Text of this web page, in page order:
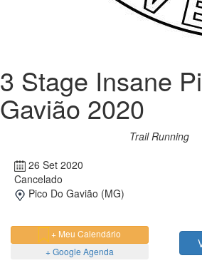
3 Stage Insane
Gavião 2020
Trail Running
26 Set 2020
Cancelado
Pico Do Gavião (MG)
+ Meu Calendário
+ Google Agenda